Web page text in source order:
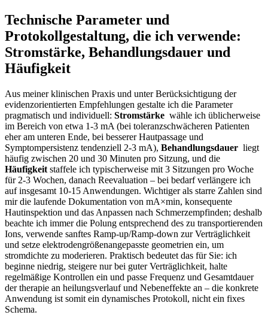
Technische Parameter und ​
Protokollgestaltung, die ich ⁤verwende:
Stromstärke, Behandlungsdauer und
Häufigkeit
Aus ​meiner klinischen‍ Praxis⁣ und unter Berücksichtigung der
evidenzorientierten Empfehlungen gestalte ich die‌ Parameter
pragmatisch und individuell: Stromstärke ⁣ wähle⁤ ich üblicherweise
im Bereich von etwa 1-3⁢ mA‍ (bei toleranzschwächeren Patienten
eher am unteren Ende, bei besserer‍ Hautpassage und
Symptompersistenz tendenziell⁢ 2-3 mA), Behandlungsdauer ‌ liegt
häufig zwischen 20 und ‍30 Minuten pro⁢ Sitzung, und ‌die
Häufigkeit staffele ich typischerweise mit 3 Sitzungen⁢ pro Woche
für 2-3 Wochen, danach‌ Reevaluation – bei⁢ bedarf verlängere ich
⁣auf insgesamt ⁢10-15 Anwendungen. Wichtiger als starre Zahlen sind
mir die laufende ⁢Dokumentation von mA×min, konsequente​
Hautinspektion⁤ und das Anpassen nach Schmerzempfinden; deshalb⁣
beachte ⁢ich ‌immer die Polung entsprechend des zu ‌transportierenden
Ions, ‍verwende sanftes Ramp-up/Ramp-down ⁤zur Verträglichkeit
und setze elektrodengrößenangepasste geometrien ein,⁣ um
stromdichte zu‌ moderieren. Praktisch ⁢bedeutet das ‌für Sie: ‌ich
beginne niedrig, steigere nur bei guter Verträglichkeit, halte​
regelmäßige Kontrollen ein und passe Frequenz und Gesamtdauer
der‍ therapie an heilungsverlauf und Nebeneffekte ‍an – die konkrete
Anwendung ist ​somit ein dynamisches Protokoll, nicht⁣ ein fixes
⁣Schema.